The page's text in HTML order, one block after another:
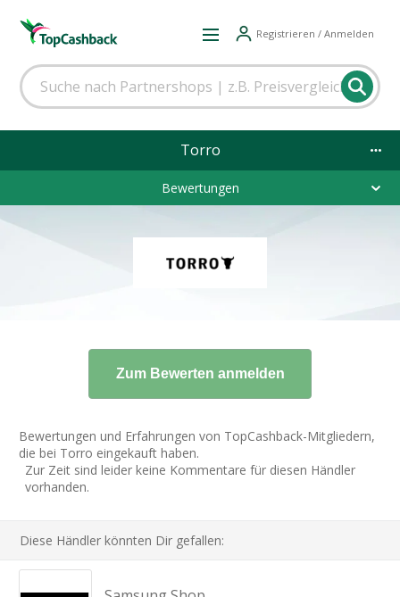
Registrieren / Anmelden
Torro
Bewertungen
Bewertungen und Erfahrungen von TopCashback-Mitgliedern,
die bei Torro eingekauft haben.
Zur Zeit sind leider keine Kommentare für diesen Händler
vorhanden.
Diese Händler könnten Dir gefallen: